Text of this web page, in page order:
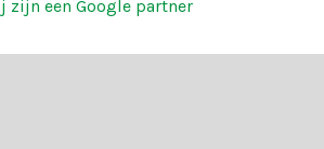
zijn een Google partner